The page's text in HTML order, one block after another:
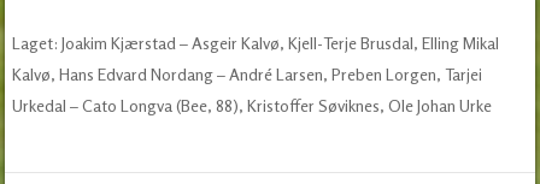
Laget: Joakim Kjærstad – Asgeir Kalvø, Kjell-Terje Brusdal, Elling Mikal
Kalvø, Hans Edvard Nordang – André Larsen, Preben Lorgen, Tarjei
Urkedal – Cato Longva (Bee, 88), Kristoffer Søviknes, Ole Johan Urke